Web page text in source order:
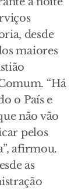
desde
maiores
“Há
o País e
não vão
pelos
afirmou.
as